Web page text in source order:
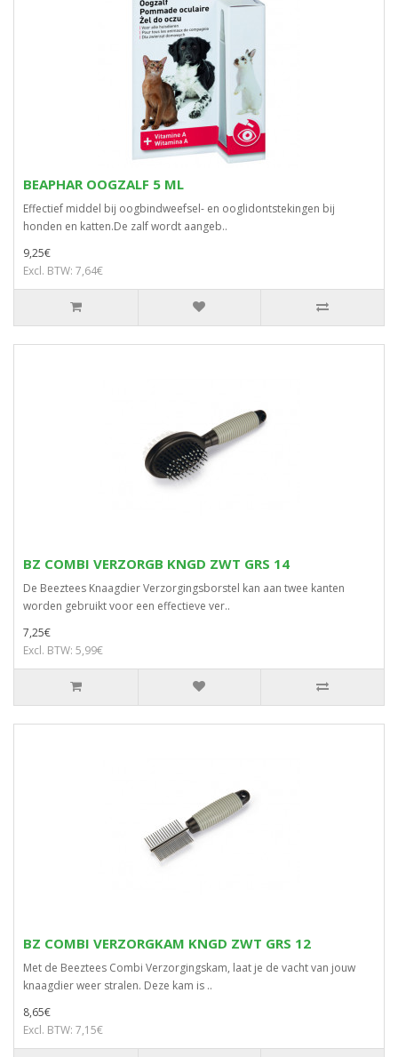
BEAPHAR OOGZALF 5 ML
Effectief middel bij oogbindweefsel- en ooglidontstekingen bij
honden en katten.De zalf wordt aangeb..
9,25€
Excl. BTW: 7,64€
BZ COMBI VERZORGB KNGD ZWT GRS 14
De Beeztees Knaagdier Verzorgingsborstel kan aan twee kanten
worden gebruikt voor een effectieve ver..
7,25€
Excl. BTW: 5,99€
BZ COMBI VERZORGKAM KNGD ZWT GRS 12
Met de Beeztees Combi Verzorgingskam, laat je de vacht van jouw
knaagdier weer stralen. Deze kam is ..
8,65€
Excl. BTW: 7,15€